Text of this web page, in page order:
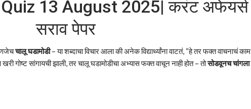
13 August 2025| करंट अफेयर्स
सराव पेपर
चालू घडामोडी– या शब्दाचा विचार आला की अनेक विद्यार्थ्यांना वाटतं, “हे तर फक्त वाचनाचं काम
गोष्ट सांगायची झाली, तर चालू घडामोडीचा अभ्यास फक्त वाचून नाही होत – तोसोडवूनच चांगला